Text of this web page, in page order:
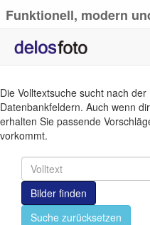
Funktionell, modern
Die Volltextsuche sucht nach
Datenbankfeldern. Auch wenn
erhalten Sie passende
vorkommt.
Bilder finden
Suche zurücksetzen